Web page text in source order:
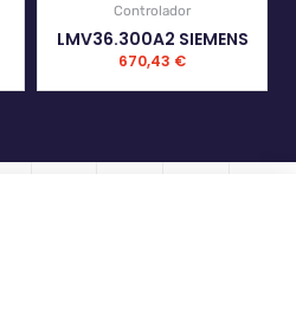
Controlador
LMV36.300A2 SIEMENS
670,43 €